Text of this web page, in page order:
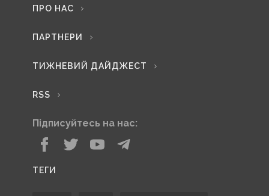
ПРО НАС
ПАРТНЕРИ
ТИЖНЕВИЙ ДАЙДЖЕСТ
RSS
Підписуйтесь на нас:
ТЕГИ